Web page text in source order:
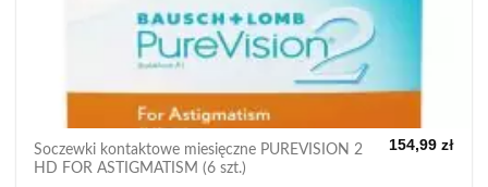
Soczewki kontaktowe miesięczne PUREVISION 2
HD FOR ASTIGMATISM (6 szt.)
154,99 zł